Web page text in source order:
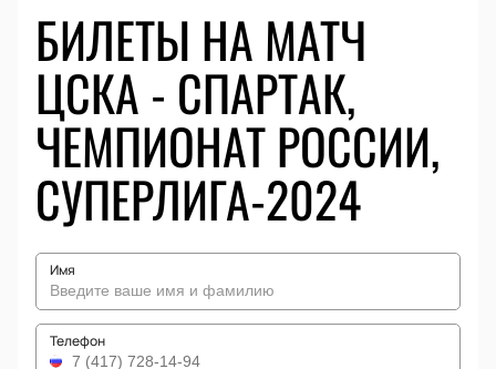
БИЛЕТЫ НА МАТЧ
ЦСКА - СПАРТАК,
ЧЕМПИОНАТ РОССИИ,
СУПЕРЛИГА-2024
Имя
Телефон